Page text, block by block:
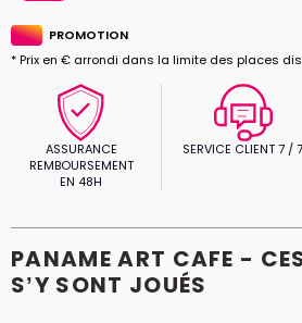
PROMOTION
* Prix en € arrondi dans la limite des places
ASSURANCE
REMBOURSEMENT
EN 48H
SERVICE CLIENT 7 / 7
PANAME ART CAFE -
S’Y SONT JOUÉS